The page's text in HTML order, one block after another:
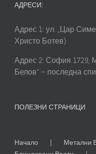
АДРЕСИ:
Адрес 1: ул. „Цар
Христо Ботев)
Адрес 2: София 1729,
Белов” – последна
ПОЛЕЗНИ СТРАНИЦИ
Начало
Метални